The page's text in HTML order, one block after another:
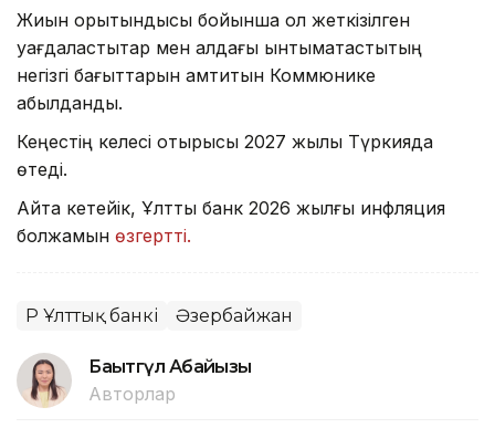
Жиын қорытындысы бойынша қол жеткізілген
уағдаластықтар мен алдағы ынтымақтастықтың
негізгі бағыттарын қамтитын Коммюнике
қабылданды.
Кеңестің келесі отырысы 2027 жылы Түркияда
өтеді.
Айта кетейік, Ұлттық банк 2026 жылғы инфляция
болжамын өзгертті.
ҚР Ұлттық банкі Әзербайжан
Бақытгүл Абайқызы
Авторлар